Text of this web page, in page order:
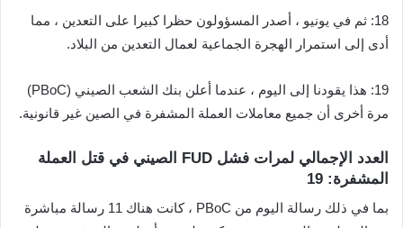
18: ثم في يونيو ، أصدر المسؤولون حظرا كبيرا على التعدين ، مما
أدى إلى استمرار الهجرة الجماعية لعمال التعدين من البلاد.
19: هذا يقودنا إلى اليوم ، عندما أعلن بنك الشعب الصيني (PBoC)
مرة أخرى أن جميع معاملات العملة المشفرة في الصين غير قانونية.
العدد الإجمالي لمرات فشل FUD الصيني في قتل العملة
المشفرة: 19
بما في ذلك رسالة اليوم من PBoC ، كانت هناك 11 رسالة مباشرة